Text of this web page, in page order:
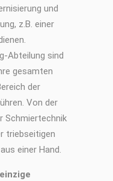
und
z.B. einer
Abteilung sind
gesamten
der
Von der
Schmiertechnik
triebseitigen
einer Hand.